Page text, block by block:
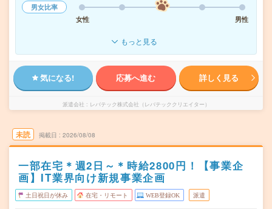
男女比率
女性
男性
もっと見る
気になる! 応募へ進む 詳しく見る
派遣会社 レバテック株式会社（レバテッククリエイター）
未読 掲載日 2026/08/08
一部在宅＊週2日～＊時給2800円！【事業企
画】IT業界向け新規事業企画
土日祝日が休み 在宅・リモート WEB登録OK 派遣